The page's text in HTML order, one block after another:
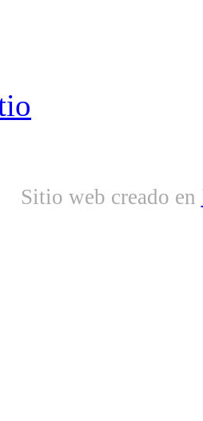
Sitio web creado en